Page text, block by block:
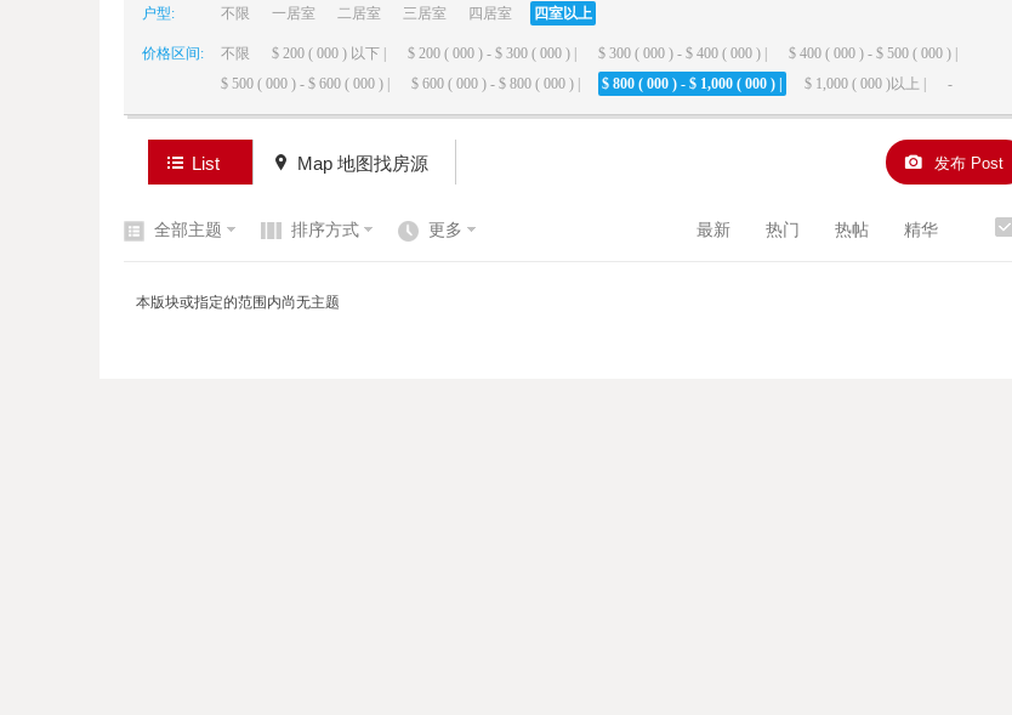
户型: 不限 一居室 二居室 三居室 四居室 四室以上
价格区间: 不限 $ 200 ( 000 ) 以下 | $ 200 ( 000 ) - $ 300 ( 000 ) | $ 300 ( 000 ) - $ 400 ( 000 ) |
$ 400 ( 000 ) - $ 500 ( 000 ) |
$ 500 ( 000 ) - $ 600 ( 000 ) |
$ 600 ( 000 ) - $ 800 ( 000 ) | $ 800 ( 000 ) - $ 1,000 ( 000 ) | $ 1,000 ( 000 )以上 | -
List Map 地图找房源 发布 Post
全部主题 排序方式 更多 最新 热门 热帖 精华
本版块或指定的范围内尚无主题